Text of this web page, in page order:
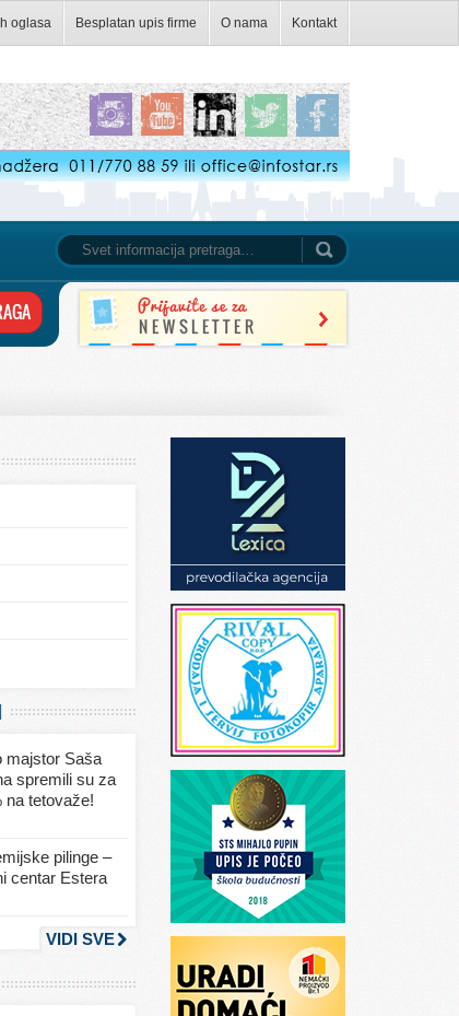
oglasa Besplatan upis firme O nama Kontakt
majstor Saša
spremili su za
na tetovaže!
pilinge –
centar Estera
VIDI SVE